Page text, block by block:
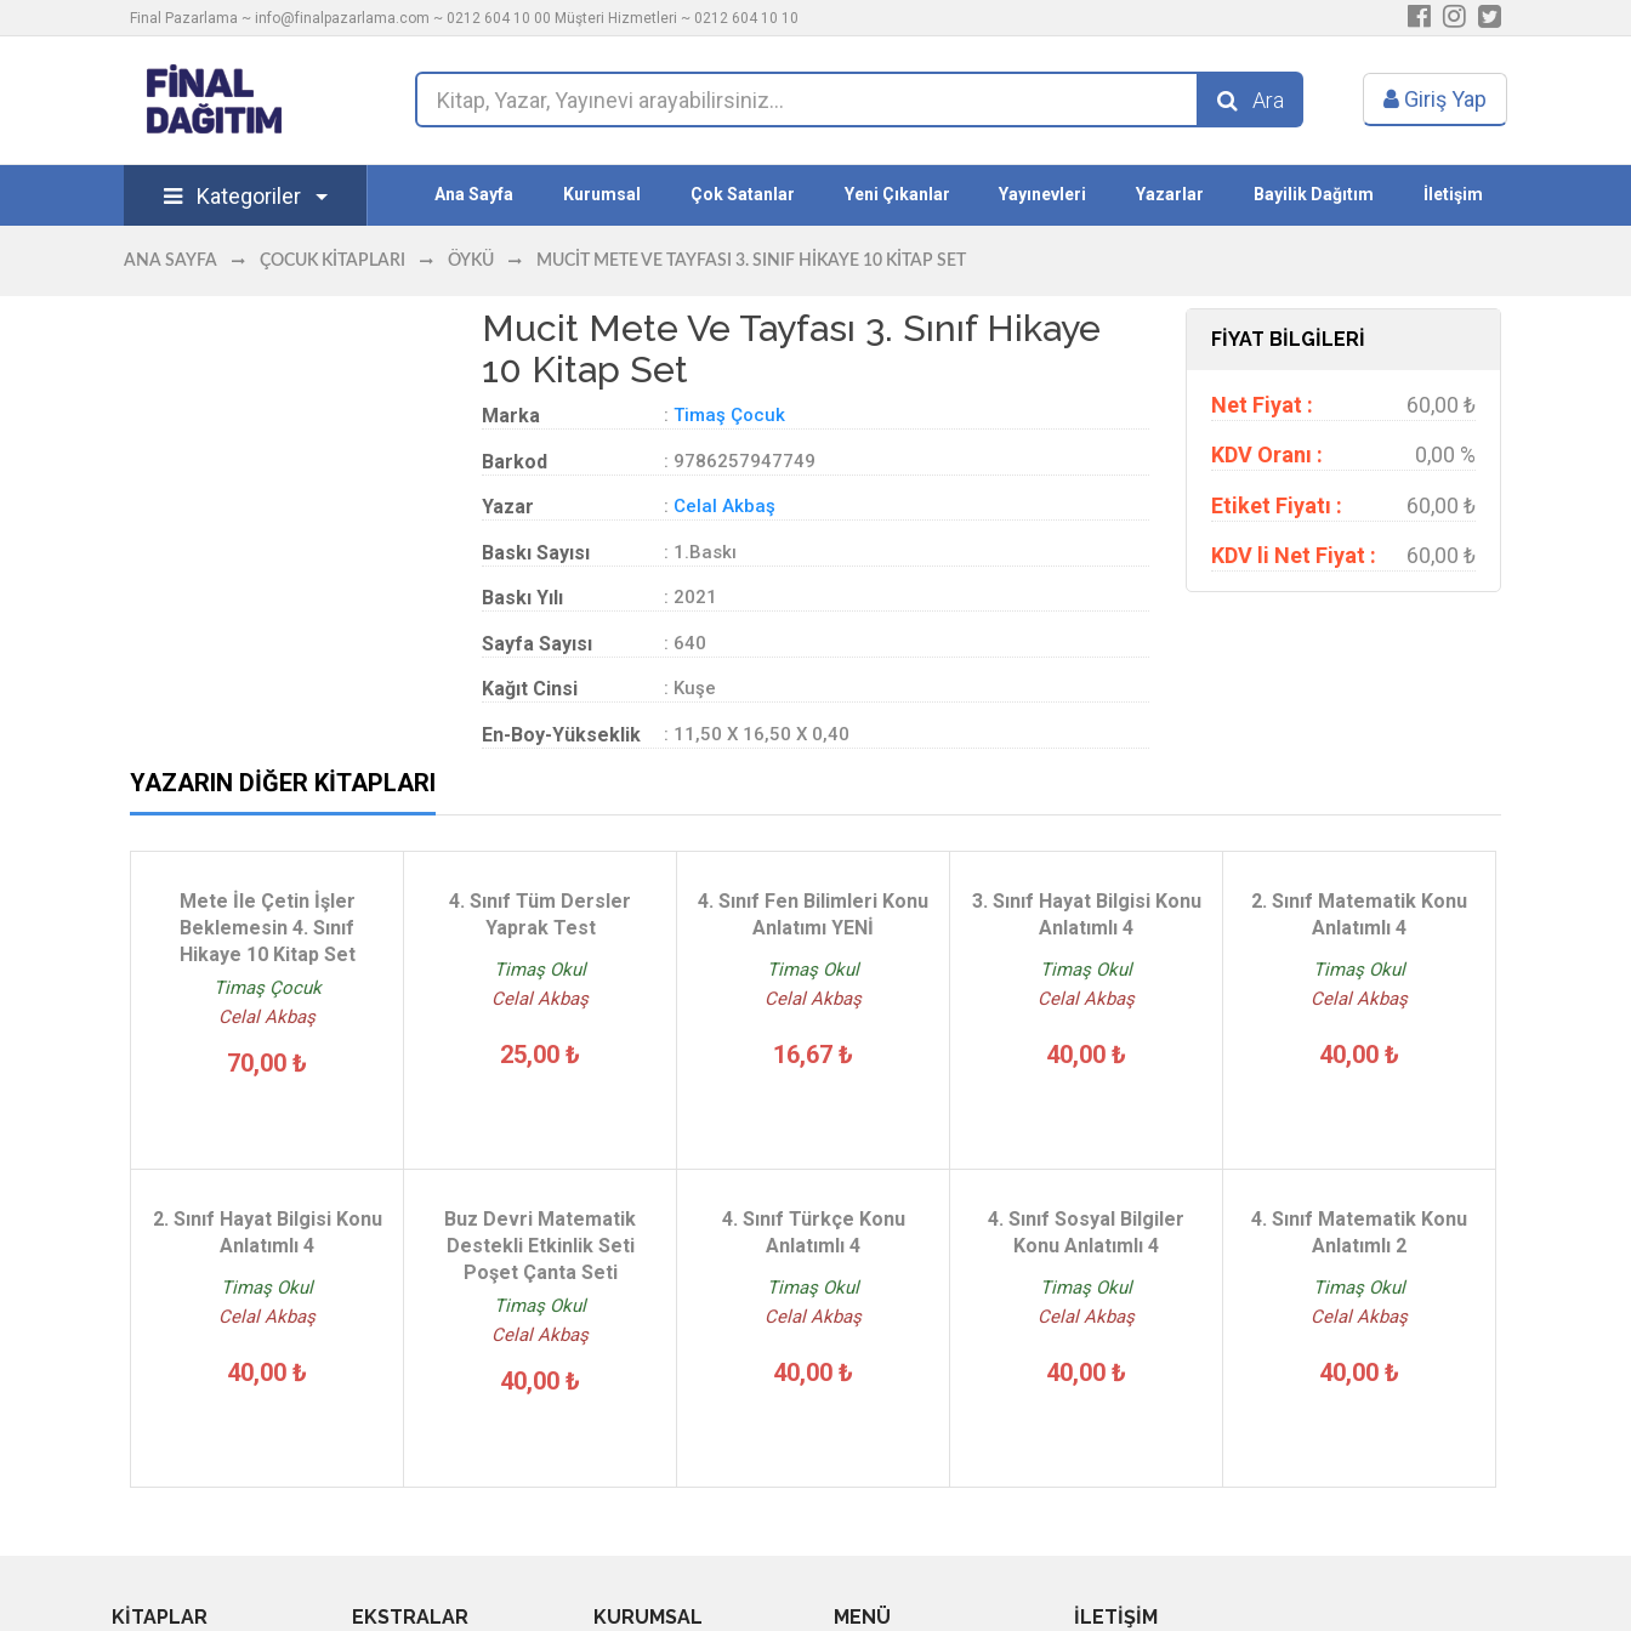
Final Pazarlama ~ info@finalpazarlama.com ~ 0212 604 10 00 Müşteri Hizmetleri ~ 0212 604 10 10
Ara Giriş Yap
Kategoriler Ana Sayfa Kurumsal Çok Satanlar Yeni Çıkanlar Yayınevleri Yazarlar Bayilik Dağıtım İletişim
ANA SAYFA ÇOCUK KITAPLARI ÖYKÜ MUCIT METE VE TAYFASI 3. SINIF HIKAYE 10 KITAP SET
Mucit Mete Ve Tayfası 3. Sınıf Hikaye
10 Kitap Set
Marka : Timaş Çocuk
Barkod : 9786257947749
Yazar : Celal Akbaş
Baskı Sayısı : 1.Baskı
Baskı Yılı : 2021
Sayfa Sayısı : 640
Kağıt Cinsi : Kuşe
En-Boy-Yükseklik : 11,50 X 16,50 X 0,40
FİYAT BİLGİLERİ
Net Fiyat :
60,00 ₺
KDV Oranı :
0,00 %
Etiket Fiyatı :
60,00 ₺
KDV li Net Fiyat :
60,00 ₺
YAZARIN DIĞER KITAPLARI
Mete İle Çetin İşler
Beklemesin 4. Sınıf
Hikaye 10 Kitap Set
Timaş Çocuk
Celal Akbaş
70,00 ₺
4. Sınıf Tüm Dersler
Yaprak Test
Timaş Okul
Celal Akbaş
25,00 ₺
4. Sınıf Fen Bilimleri Konu
Anlatımı YENİ
Timaş Okul
Celal Akbaş
16,67 ₺
3. Sınıf Hayat Bilgisi Konu
Anlatımlı 4
Timaş Okul
Celal Akbaş
40,00 ₺
2. Sınıf Matematik Konu
Anlatımlı 4
Timaş Okul
Celal Akbaş
40,00 ₺
2. Sınıf Hayat Bilgisi Konu
Anlatımlı 4
Timaş Okul
Celal Akbaş
40,00 ₺
Buz Devri Matematik
Destekli Etkinlik Seti
Poşet Çanta Seti
Timaş Okul
Celal Akbaş
40,00 ₺
4. Sınıf Türkçe Konu
Anlatımlı 4
Timaş Okul
Celal Akbaş
40,00 ₺
4. Sınıf Sosyal Bilgiler
Konu Anlatımlı 4
Timaş Okul
Celal Akbaş
40,00 ₺
4. Sınıf Matematik Konu
Anlatımlı 2
Timaş Okul
Celal Akbaş
40,00 ₺
KİTAPLAR EKSTRALAR KURUMSAL MENÜ İLETİŞİM